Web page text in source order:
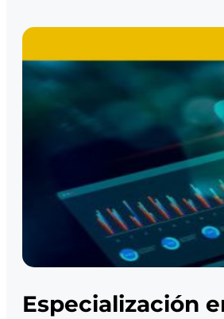
Especialización